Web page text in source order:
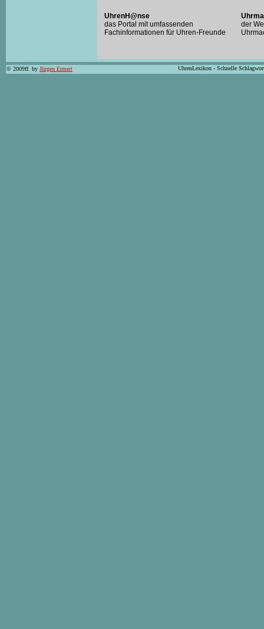
UhrenH@nse
das Portal mit umfassenden
Fachinformationen für Uhren-Freunde
der
© 2009ff. by Jürgen Ermert UhrenLexikon - Schnelle